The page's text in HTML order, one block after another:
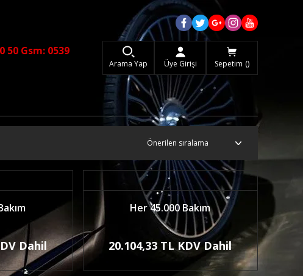
50 Gsm: 0539
Arama Yap Üye Girişi Sepetim
Dahil
Her 45.000 Bakım
20.104,33 TL KDV Dahil